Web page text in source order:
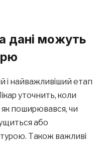
дані можуть
і найважливіший етап
уточнить, коли
як поширювався, чи
або
Також важливі